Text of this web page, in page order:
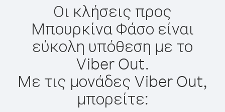
Οι κλήσεις προς
Μπουρκίνα Φάσο είναι
εύκολη υπόθεση με το
Viber Out.
Με τις μονάδες Viber Out,
μπορείτε: